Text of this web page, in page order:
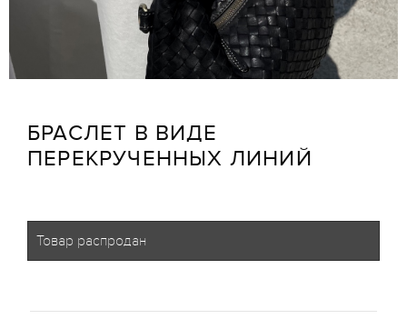
БРАСЛЕТ В ВИДЕ
ПЕРЕКРУЧЕННЫХ ЛИНИЙ
Товар распродан